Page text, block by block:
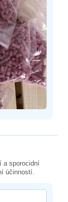
a sporocidní
účinností.